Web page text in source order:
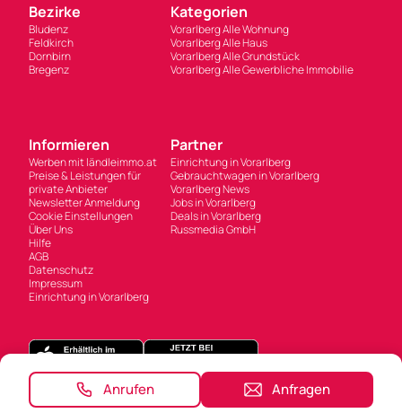
Anrufen Anfragen
Bezirke
Bludenz
Feldkirch
Dornbirn
Bregenz
Kategorien
Vorarlberg Alle Wohnung
Vorarlberg Alle Haus
Vorarlberg Alle Grundstück
Vorarlberg Alle Gewerbliche Immobilie
Informieren
Werben mit ländleimmo.at
Preise & Leistungen für
private Anbieter
Newsletter Anmeldung
Cookie Einstellungen
Über Uns
Hilfe
AGB
Datenschutz
Impressum
Einrichtung in Vorarlberg
Partner
Einrichtung in Vorarlberg
Gebrauchtwagen in Vorarlberg
Vorarlberg News
Jobs in Vorarlberg
Deals in Vorarlberg
Russmedia GmbH